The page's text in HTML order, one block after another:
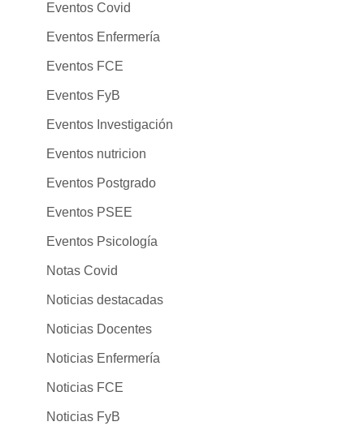
Eventos Covid
Eventos Enfermería
Eventos FCE
Eventos FyB
Eventos Investigación
Eventos nutricion
Eventos Postgrado
Eventos PSEE
Eventos Psicología
Notas Covid
Noticias destacadas
Noticias Docentes
Noticias Enfermería
Noticias FCE
Noticias FyB